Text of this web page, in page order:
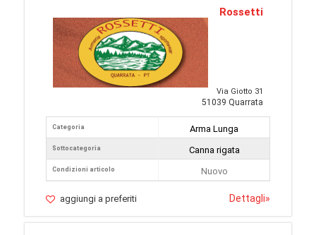
Rossetti
Via Giotto 31
51039 Quarrata
Categoria
Sottocategoria
Condizioni articolo
Arma Lunga
Canna rigata
Nuovo
aggiungi a preferiti Dettagli»